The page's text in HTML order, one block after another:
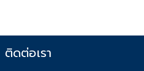
ติดต่อเรา